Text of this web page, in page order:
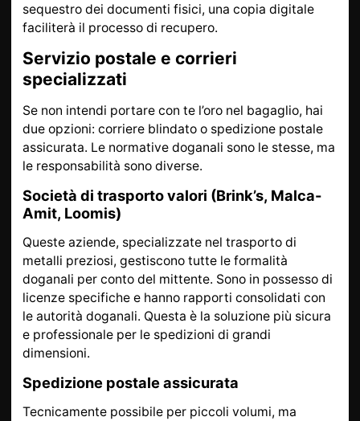
sequestro dei documenti fisici, una copia digitale
faciliterà il processo di recupero.
Servizio postale e corrieri
specializzati
Se non intendi portare con te l’oro nel bagaglio, hai
due opzioni: corriere blindato o spedizione postale
assicurata. Le normative doganali sono le stesse, ma
le responsabilità sono diverse.
Società di trasporto valori (Brink’s, Malca-
Amit, Loomis)
Queste aziende, specializzate nel trasporto di
metalli preziosi, gestiscono tutte le formalità
doganali per conto del mittente. Sono in possesso di
licenze specifiche e hanno rapporti consolidati con
le autorità doganali. Questa è la soluzione più sicura
e professionale per le spedizioni di grandi
dimensioni.
Spedizione postale assicurata
Tecnicamente possibile per piccoli volumi, ma